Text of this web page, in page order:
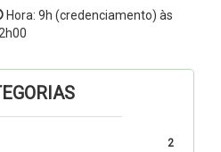
Hora: 9h (credenciamento) às
2